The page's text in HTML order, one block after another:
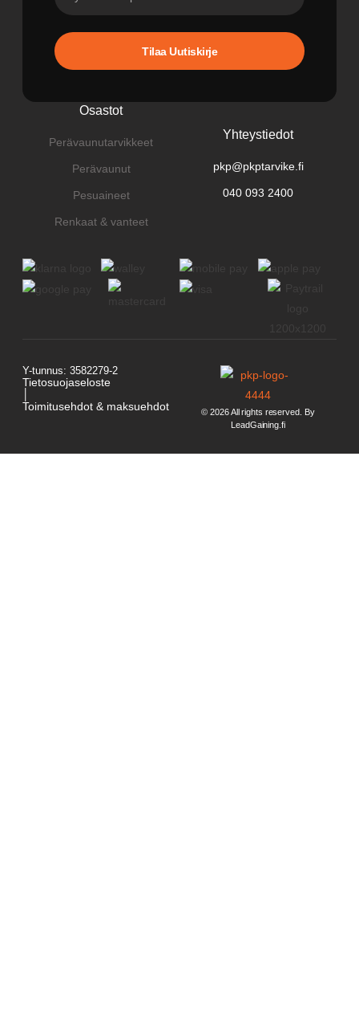
Tilaa Uutiskirje
Osastot
Perävaunutarvikkeet
Perävaunut
Pesuaineet
Renkaat & vanteet
Yhteystiedot
pkp@pkptarvike.fi
040 093 2400
© 2026 All rights reserved. By
LeadGaining.fi
Y-tunnus: 3582279-2
Tietosuojaseloste
Toimitusehdot & maksuehdot